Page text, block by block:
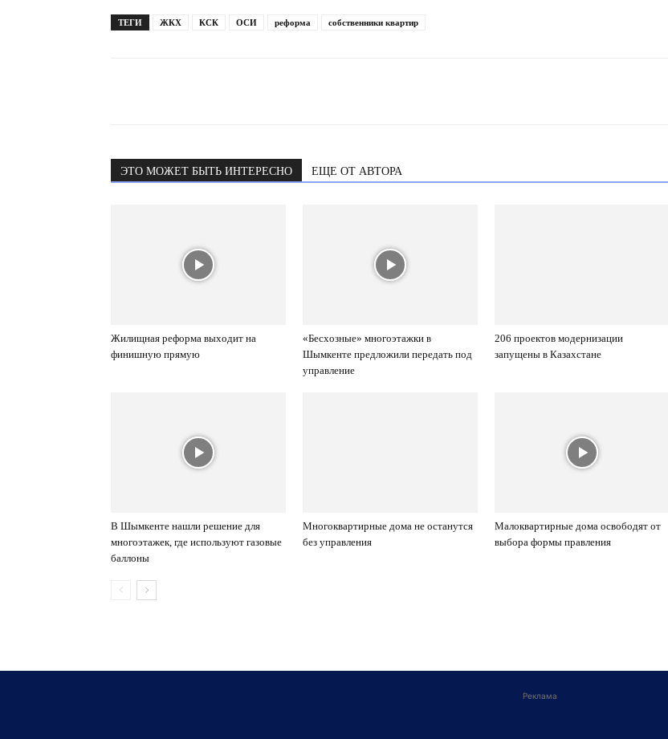
ТЕГИ ЖКХ КСК ОСИ реформа собственники квартир
ЭТО МОЖЕТ БЫТЬ ИНТЕРЕСНО ЕЩЕ ОТ АВТОРА
Жилищная реформа выходит на
финишную прямую
«Бесхозные» многоэтажки в
Шымкенте предложили передать под
управление
206 проектов модернизации
запущены в Казахстане
В Шымкенте нашли решение для
многоэтажек, где используют газовые
баллоны
Многоквартирные дома не останутся
без управления
Малоквартирные дома освободят от
выбора формы правления
Реклама